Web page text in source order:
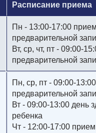
Расписание приема
Пн - 13:00-17:00
предварительной
Вт, ср, чт, пт - 09:00-
предварительной
Пн, ср, пт - 09:00-
предварительной
Вт - 09:00-13:00 день
ребенка
Чт - 12:00-17:00